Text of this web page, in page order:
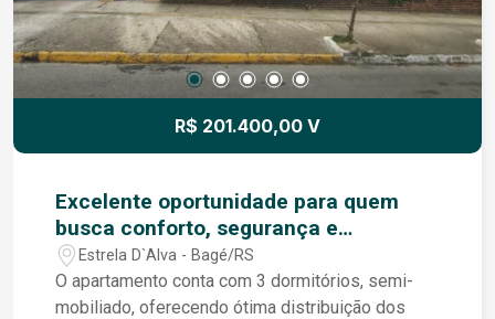
R$ 201.400,00 V
Excelente oportunidade para quem
busca conforto, segurança e
praticidade em um dos bairros mais
tradicionais da cidade.
Estrela D`Alva - Bagé/RS
O apartamento conta com 3 dormitórios, semi-
mobiliado, oferecendo ótima distribuição dos